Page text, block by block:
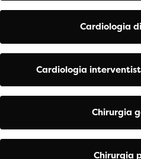
Cardiologia
Cardiologia
Chirurgia
Chirurgia